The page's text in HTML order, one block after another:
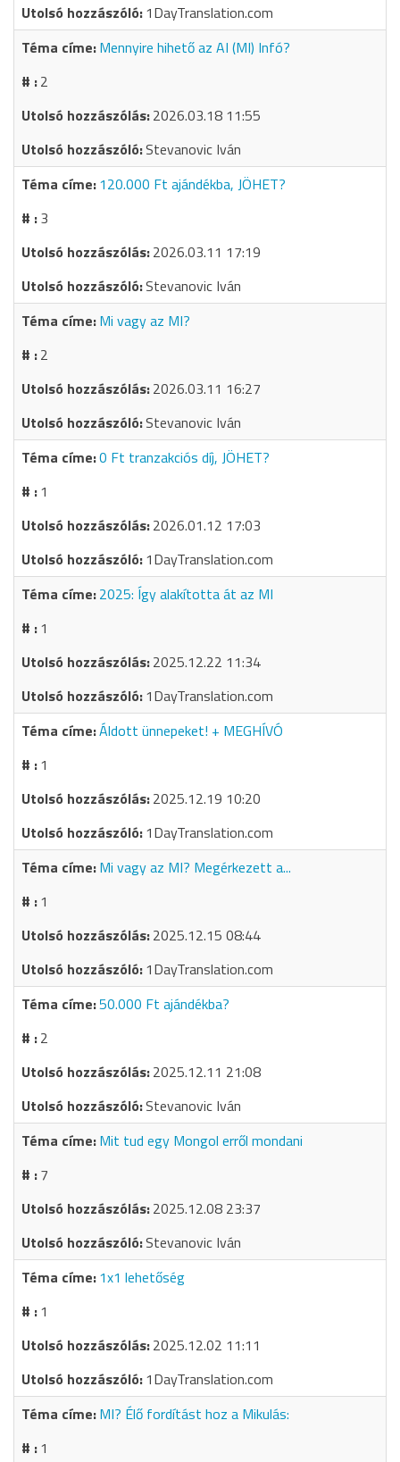
1DayTranslation.com
Mennyire hihető az AI (MI) Infó?
2
2026.03.18 11:55
Stevanovic Iván
120.000 Ft ajándékba, JÖHET?
3
2026.03.11 17:19
Stevanovic Iván
Mi vagy az MI?
2
2026.03.11 16:27
Stevanovic Iván
0 Ft tranzakciós díj, JÖHET?
1
2026.01.12 17:03
1DayTranslation.com
2025: Így alakította át az MI
1
2025.12.22 11:34
1DayTranslation.com
Áldott ünnepeket! + MEGHÍVÓ
1
2025.12.19 10:20
1DayTranslation.com
Mi vagy az MI? Megérkezett a...
1
2025.12.15 08:44
1DayTranslation.com
50.000 Ft ajándékba?
2
2025.12.11 21:08
Stevanovic Iván
Mit tud egy Mongol erről mondani
7
2025.12.08 23:37
Stevanovic Iván
1x1 lehetőség
1
2025.12.02 11:11
1DayTranslation.com
MI? Élő fordítást hoz a Mikulás:
1